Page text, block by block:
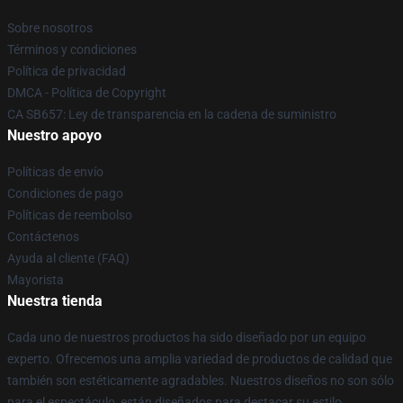
Sobre nosotros
Términos y condiciones
Política de privacidad
DMCA - Política de Copyright
CA SB657: Ley de transparencia en la cadena de suministro
Nuestro apoyo
Políticas de envío
Condiciones de pago
Políticas de reembolso
Contáctenos
Ayuda al cliente (FAQ)
Mayorista
Nuestra tienda
Cada uno de nuestros productos ha sido diseñado por un equipo
experto. Ofrecemos una amplia variedad de productos de calidad que
también son estéticamente agradables. Nuestros diseños no son sólo